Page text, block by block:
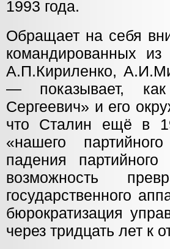
1993 года.
Обращает на себя
командированных
А.П.Кириленко,
— показывает,
Сергеевич» и его
что Сталин ещё в
«нашего
падения
возможность
государственного
бюрократизация
через тридцать лет к